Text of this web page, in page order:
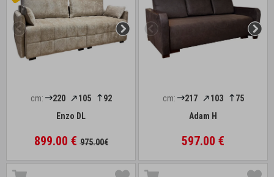
cm: 220 105
92
Enzo DL
899.00 €975.00€
cm: 217 103
75
Adam H
597.00 €